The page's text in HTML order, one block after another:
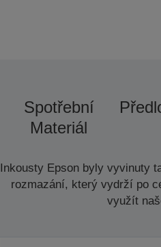
Spotřební
Materiál
Inkousty Epson byly vyvinuty
rozmazání, který vydrží po
využít